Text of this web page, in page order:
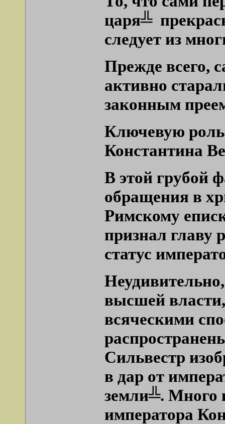
царя╩
следует из
Прежде всего,
активно
законным
Ключевую
Константина
В этой грубой
обращения в
Римскому
признал
статус
высшей
всяческими
Сильвестр
в дар от
земли╩. Много
императора